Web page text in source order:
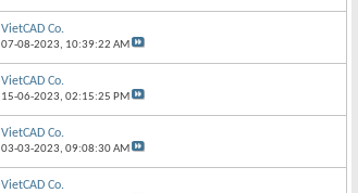
VietCAD Co.
07-08-2023, 10:39:22 AM
VietCAD Co.
15-06-2023,02:15:25 PM
VietCAD Co.
03-03-2023,09:08:30 AM
VietCAD Co.